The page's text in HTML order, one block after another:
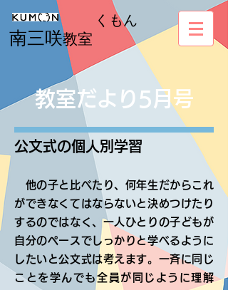
くもん
南三咲教室
教室だより5月号
公文式の個人別学習
他の子と比べたり、何年生だからこれ
ができなくてはならないと決めつけたり
するのではなく、一人ひとりの子どもが
自分のペースでしっかりと学べるように
したいと公文式は考えます。一斉に同じ
ことを学んでも全員が同じように理解